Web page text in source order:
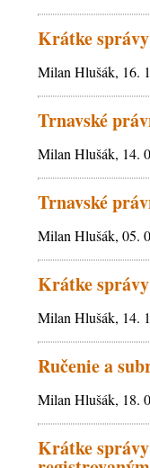
Krátke
Milan Hlušák, 16.
Trnavské
Milan Hlušák, 14.
Trnavské
Milan Hlušák, 05.
Krátke
Milan Hlušák, 14.
Ručenie a
Milan Hlušák, 18.
Krátke